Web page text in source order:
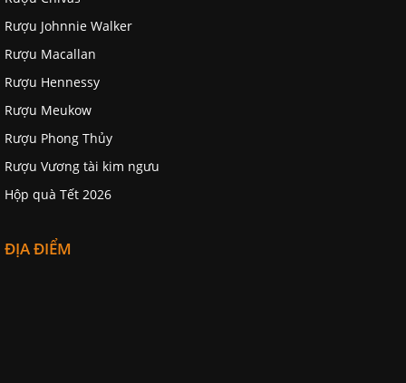
Rượu Johnnie Walker
Rượu Macallan
Rượu Hennessy
Rượu Meukow
Rượu Phong Thủy
Rượu Vương tài kim ngưu
Hộp quà Tết 2026
ĐỊA ĐIỂM